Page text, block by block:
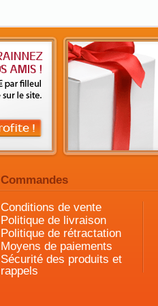
Commandes
Conditions de vente
Politique de livraison
Politique de rétractation
Moyens de paiements
Sécurité des produits et
rappels